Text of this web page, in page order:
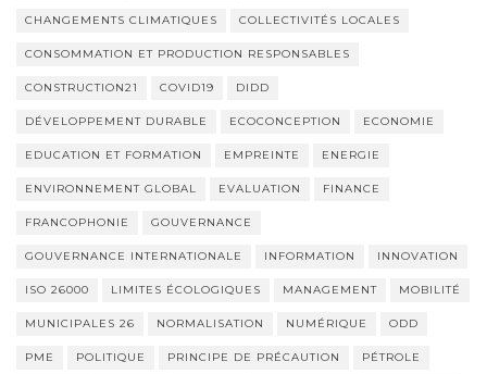
CHANGEMENTS CLIMATIQUES COLLECTIVITÉS LOCALES
CONSOMMATION ET PRODUCTION RESPONSABLES
CONSTRUCTION21 COVID19 DIDD
DÉVELOPPEMENT DURABLE ECOCONCEPTION ECONOMIE
EDUCATION ET FORMATION EMPREINTE ENERGIE
ENVIRONNEMENT GLOBAL EVALUATION FINANCE
FRANCOPHONIE GOUVERNANCE
GOUVERNANCE INTERNATIONALE INFORMATION INNOVATION
ISO 26000 LIMITES ÉCOLOGIQUES MANAGEMENT MOBILITÉ
MUNICIPALES 26 NORMALISATION NUMÉRIQUE ODD
PME POLITIQUE PRINCIPE DE PRÉCAUTION PÉTROLE